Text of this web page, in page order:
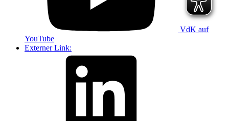
VdK auf
YouTube
Externer Link: